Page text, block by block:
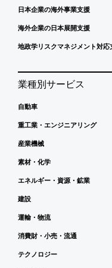
日本企業の海外事業支援
海外企業の日本展開支援
地政学リスクマネジメント対応
業種別サービス
自動車
重工業・エンジニアリング
産業機械
素材・化学
エネルギー・資源・鉱業
建設
運輸・物流
消費財・小売・流通
テクノロジー